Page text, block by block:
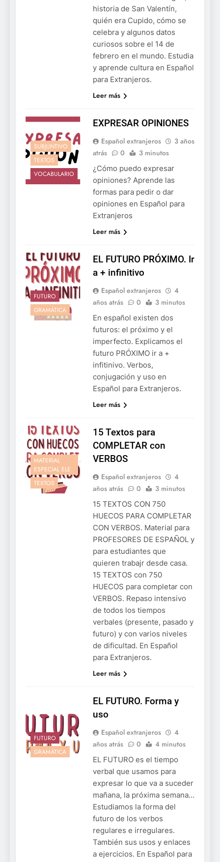
historia de San Valentín,
quién era Cupido, cómo se
celebra y algunos datos
curiosos sobre el 14 de
febrero en el mundo. Estudia
y aprende cultura en Español
para Extranjeros.
Leer más
SUBJUNTIVO
TEXTOS
VOCABULARIO
EXPRESAR OPINIONES
Español extranjeros
3 años
atrás
0 3 minutos
¿Cómo puedo expresar
opiniones? Aprende las
formas para pedir o dar
opiniones en Español para
Extranjeros
Leer más
FUTURO
GRAMÁTICA
EL FUTURO PRÓXIMO. Ir
a + infinitivo
Español extranjeros
4
años atrás
0 3 minutos
En español existen dos
futuros: el próximo y el
imperfecto. Explicamos el
futuro PRÓXIMO ir a +
infitinivo. Verbos,
conjugación y uso en
Español para Extranjeros.
Leer más
MATERIAL
ESPECIAL ELE
TEXTOS
15 Textos para
COMPLETAR con
VERBOS
Español extranjeros
4
años atrás
0 3 minutos
15 TEXTOS CON 750
HUECOS PARA COMPLETAR
CON VERBOS. Material para
PROFESORES DE ESPAÑOL y
para estudiantes que
quieren trabajr desde casa.
15 TEXTOS con 750
HUECOS para completar con
VERBOS. Repaso intensivo
de todos los tiempos
verbales (presente, pasado y
futuro) y con varios niveles
de dificultad. En Español
para Extranjeros.
Leer más
FUTURO
GRAMÁTICA
EL FUTURO. Forma y
uso
Español extranjeros
4
años atrás
0 4 minutos
EL FUTURO es el tiempo
verbal que usamos para
expresar lo que va a suceder
mañana, la próxima semana…
Estudiamos la forma del
futuro de los verbos
regulares e irregulares.
También sus usos y enlaces
a ejercicios. En Español para